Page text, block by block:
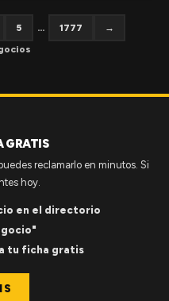
5 ... 1777
→
GRATIS
reclamarlo en minutos. Si
hoy.
en el directorio
tu ficha gratis